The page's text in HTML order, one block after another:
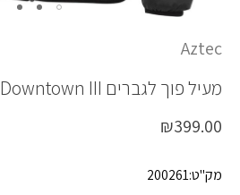
Aztec
מעיל פוך לגברים Downtown III
₪399.00
מק"ט:200261